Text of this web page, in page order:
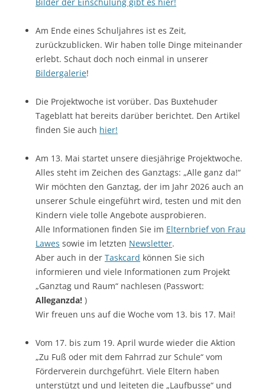
Am Ende eines Schuljahres ist es Zeit,
zurückzublicken. Wir haben tolle Dinge miteinander
erlebt. Schaut doch noch einmal in unserer
Bildergalerie!
Die Projektwoche ist vorüber. Das Buxtehuder
Tageblatt hat bereits darüber berichtet. Den Artikel
finden Sie auch hier!
Am 13. Mai startet unsere diesjährige Projektwoche.
Alles steht im Zeichen des Ganztags: „Alle ganz da!“
Wir möchten den Ganztag, der im Jahr 2026 auch an
unserer Schule eingeführt wird, testen und mit den
Kindern viele tolle Angebote ausprobieren.
Alle Informationen finden Sie im Elternbrief von Frau
Lawes sowie im letzten Newsletter.
Aber auch in der Taskcard können Sie sich
informieren und viele Informationen zum Projekt
„Ganztag und Raum“ nachlesen (Passwort:
Alleganzda! )
Wir freuen uns auf die Woche vom 13. bis 17. Mai!
Vom 17. bis zum 19. April wurde wieder die Aktion
„Zu Fuß oder mit dem Fahrrad zur Schule“ vom
Förderverein durchgeführt. Viele Eltern haben
unterstützt und und leiteten die „Laufbusse“ und